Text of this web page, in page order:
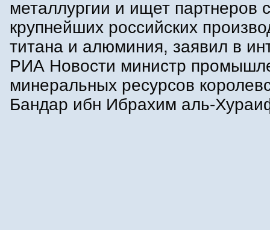
металлургии и ищет партнеров
крупнейших российских
титана и алюминия, заявил в
РИА Новости министр
минеральных ресурсов
Бандар ибн Ибрахим аль-